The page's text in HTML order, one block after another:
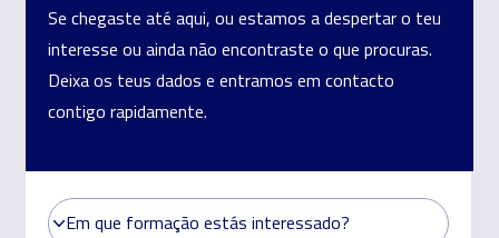
Se chegaste até aqui, ou estamos a despertar o teu
interesse ou ainda não encontraste o que procuras.
Deixa os teus dados e entramos em contacto
contigo rapidamente.
Em que formação estás interessado?
Em que formação estás interessado?